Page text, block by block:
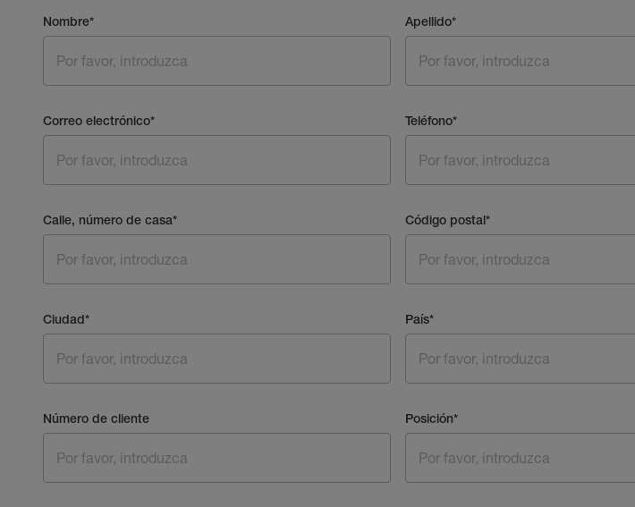
Nombre* Apellido*
Correo electrónico* Teléfono*
Calle, número de casa* Código postal*
Ciudad* País*
Número de cliente Posición*